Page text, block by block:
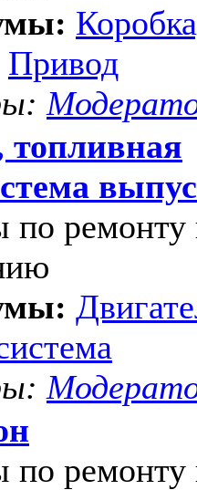
Привод
топливная
по ремонту
по ремонту